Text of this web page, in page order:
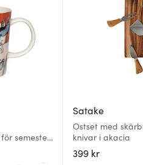
semester
Satake
Ostset med
knivar i akacia
399 kr